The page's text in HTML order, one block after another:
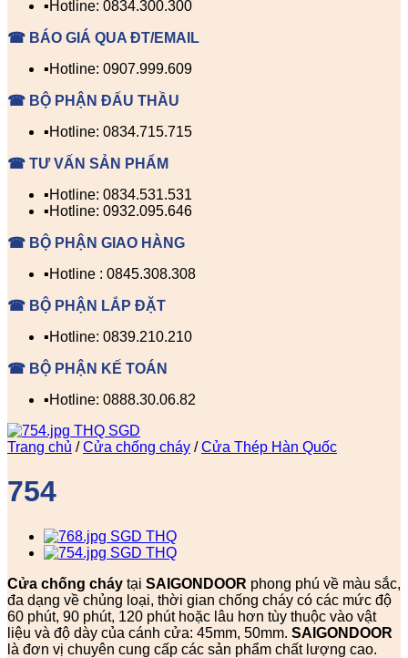
▪️Hotline: 0834.300.300
☎ BÁO GIÁ QUA ĐT/EMAIL
▪️Hotline: 0907.999.609
☎ BỘ PHẬN ĐẤU THẦU
▪️Hotline: 0834.715.715
☎ TƯ VẤN SẢN PHẨM
▪️Hotline: 0834.531.531
▪️Hotline: 0932.095.646
☎ BỘ PHẬN GIAO HÀNG
▪️Hotline : 0845.308.308
☎ BỘ PHẬN LẮP ĐẶT
▪️Hotline: 0839.210.210
☎ BỘ PHẬN KẾ TOÁN
▪️Hotline: 0888.30.06.82
Trang chủ / Cửa chống cháy / Cửa Thép Hàn Quốc
754
Cửa chống cháy tại SAIGONDOOR phong phú về màu sắc,
đa dạng về chủng loại, thời gian chống cháy có các mức độ
60 phút, 90 phút, 120 phút hoặc lâu hơn tùy thuộc vào vật
liệu và độ dày của cánh cửa: 45mm, 50mm. SAIGONDOOR
là đơn vị chuyên cung cấp các sản phẩm chất lượng cao.